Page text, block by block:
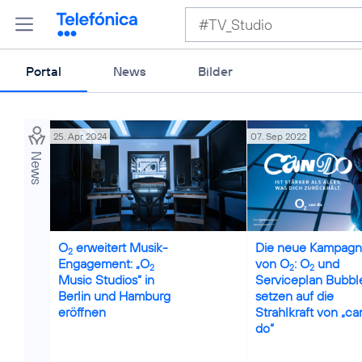
Portal News Bilder
News
25. Apr 2024
O2 erweitert Musik-
Engagement: „O2
Music Studios“ in
Berlin und Hamburg
eröffnen
07. Sep 2022
Die neue
von O2: O2 und
Serviceplan
setzen auf die
Strahlkraft von
do“